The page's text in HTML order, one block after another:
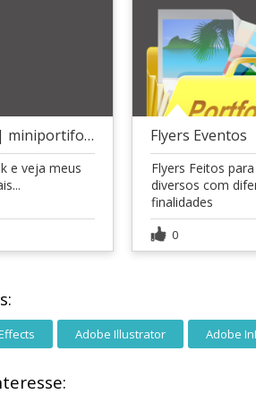
Currículo | miniportifolio
e veja meus
Flyers Eventos
Flyers Feitos
diversos com
finalidades
0
Adobe Illustrator Adobe